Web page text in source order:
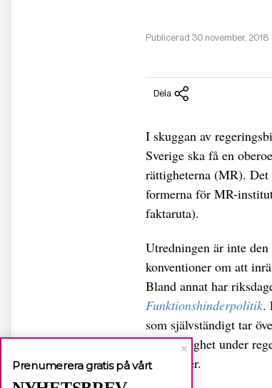
Publicerad 30 november, 2018
Dela
I skuggan av
Sverige ska få en
rättigheterna (MR).
formerna för MR-
faktaruta).
Utredningen är inte
konventioner om att
Bland annat har
Funktionshinderpolitik.
som självständigt tar
en myndighet under
rättigheter.
Prenumerera gratis på vårt